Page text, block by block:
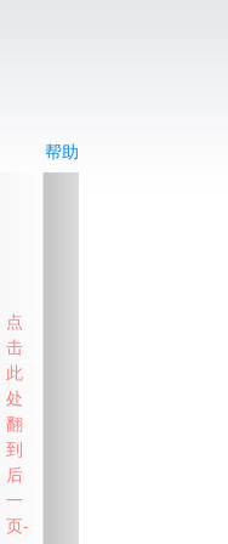
帮助
点
击
此
处
翻
到
后
一
页-